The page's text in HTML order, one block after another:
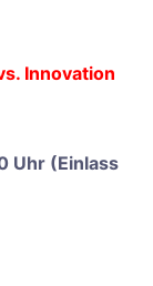
Innovation
Uhr (Einlass